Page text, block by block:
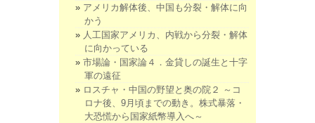
アメリカ解体後、中国も分裂・解体に向
かう
人工国家アメリカ、内戦から分裂・解体
に向かっている
市場論・国家論４．金貸しの誕生と十字
軍の遠征
ロスチャ・中国の野望と奥の院２ ～コ
ロナ後、9月頃までの動き。株式暴落・
大恐慌から国家紙幣導入へ～